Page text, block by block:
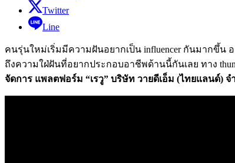
Twitter
Line
คนรุ่นใหม่เริ่มมีความฝันอยากเป็น influencer กันมากขึ้
ถึงความใฝ่ฝันที่อยากประกอบอาชีพด้านนี้กันเลย ทาง
จัดการ แพลตฟอร์ม “เรวู” บริษัท วายดีเอ็ม (ไทยแลนด์) จ